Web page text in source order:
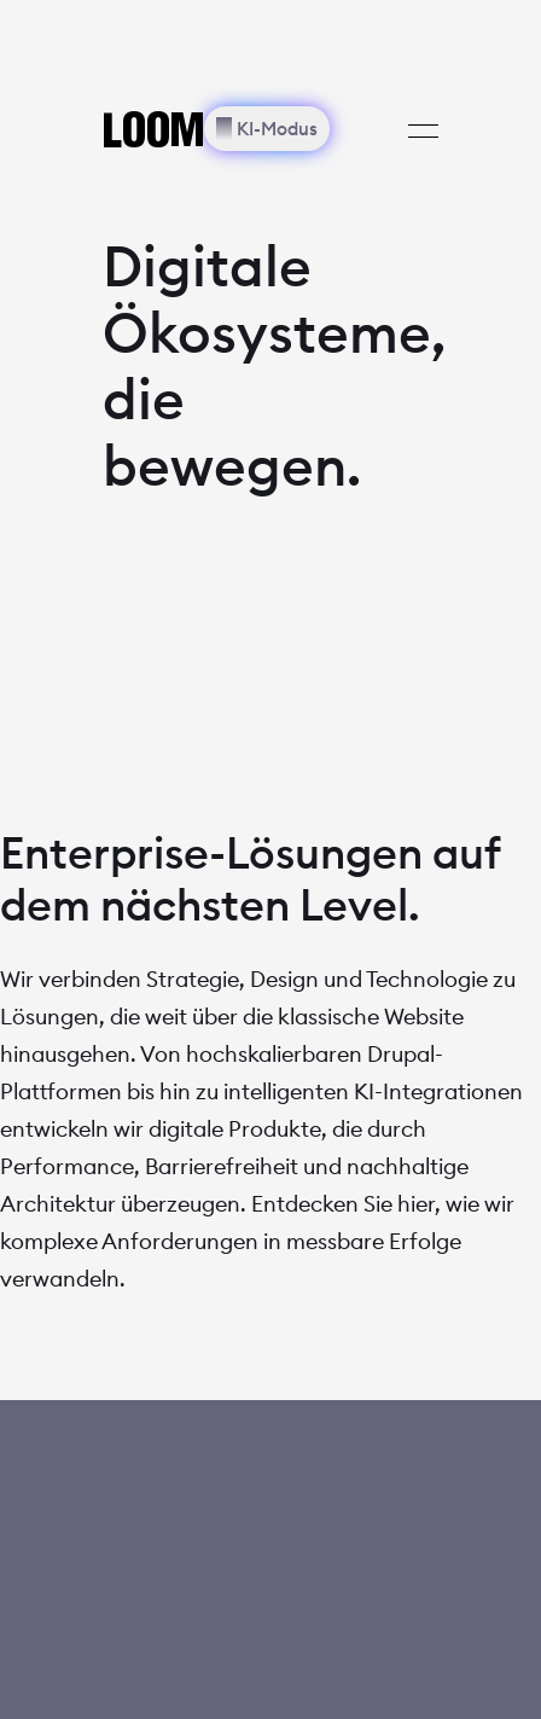
LOOM ✨︎ KI-Modus ═
Digitale
Ökosysteme,
die
bewegen.
Enterprise-Lösungen auf
dem nächsten Level.
Wir verbinden Strategie, Design und Technologie zu
Lösungen, die weit über die klassische Website
hinausgehen. Von hochskalierbaren Drupal-
Plattformen bis hin zu intelligenten KI-Integrationen
entwickeln wir digitale Produkte, die durch
Performance, Barrierefreiheit und nachhaltige
Architektur überzeugen. Entdecken Sie hier, wie wir
komplexe Anforderungen in messbare Erfolge
verwandeln.